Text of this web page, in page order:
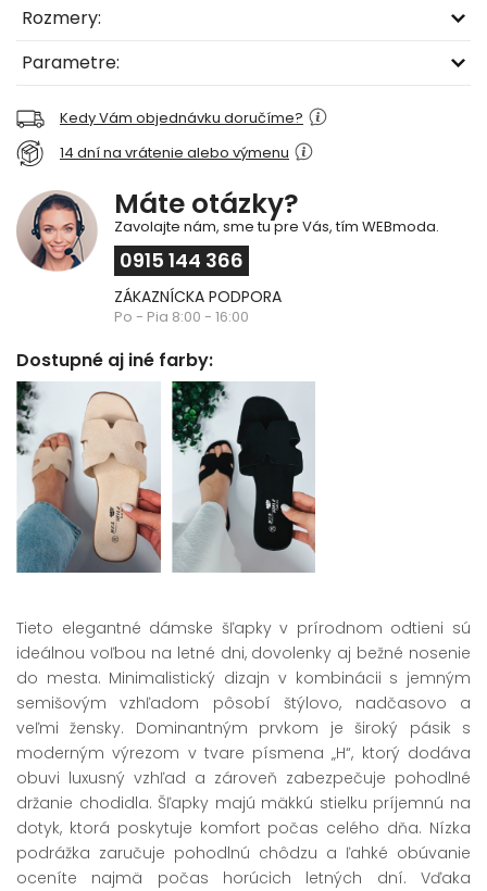
Rozmery:
Parametre:
Kedy Vám objednávku doručíme?
14 dní na vrátenie alebo výmenu
Máte otázky?
Zavolajte nám, sme tu pre Vás, tím WEBmoda.
0915 144 366
ZÁKAZNÍCKA PODPORA
Po - Pia 8:00 - 16:00
Dostupné aj iné farby:
Tieto elegantné dámske šľapky v prírodnom odtieni sú
ideálnou voľbou na letné dni, dovolenky aj bežné nosenie
do mesta. Minimalistický dizajn v kombinácii s jemným
semišovým vzhľadom pôsobí štýlovo, nadčasovo a
veľmi žensky. Dominantným prvkom je široký pásik s
moderným výrezom v tvare písmena „H“, ktorý dodáva
obuvi luxusný vzhľad a zároveň zabezpečuje pohodlné
držanie chodidla. Šľapky majú mäkkú stielku príjemnú na
dotyk, ktorá poskytuje komfort počas celého dňa. Nízka
podrážka zaručuje pohodlnú chôdzu a ľahké obúvanie
oceníte najmä počas horúcich letných dní. Vďaka